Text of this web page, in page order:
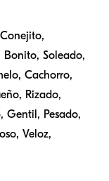
Bonito, Soleado,
Cachorro,
Rizado,
Gentil, Pesado,
Veloz,